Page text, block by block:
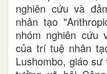
nghiên cứu và
nhân tạo
nhóm nghiên cứu
của trí tuệ nhân
Lushombo, giáo